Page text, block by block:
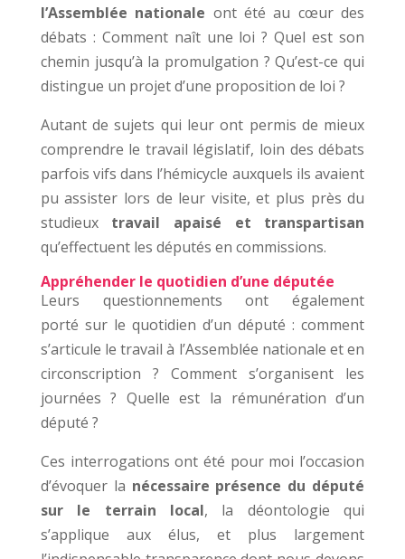
l’Assemblée nationale ont été au cœur des
débats : Comment naît une loi ? Quel est son
chemin jusqu’à la promulgation ? Qu’est-ce qui
distingue un projet d’une proposition de loi ?
Autant de sujets qui leur ont permis de mieux
comprendre le travail législatif, loin des débats
parfois vifs dans l’hémicycle auxquels ils avaient
pu assister lors de leur visite, et plus près du
studieux travail apaisé et transpartisan
qu’effectuent les députés en commissions.
Appréhender le quotidien d’une députée
Leurs questionnements ont également
porté sur le quotidien d’un député : comment
s’articule le travail à l’Assemblée nationale et en
circonscription ? Comment s’organisent les
journées ? Quelle est la rémunération d’un
député ?
Ces interrogations ont été pour moi l’occasion
d’évoquer la nécessaire présence du député
sur le terrain local, la déontologie qui
s’applique aux élus, et plus largement